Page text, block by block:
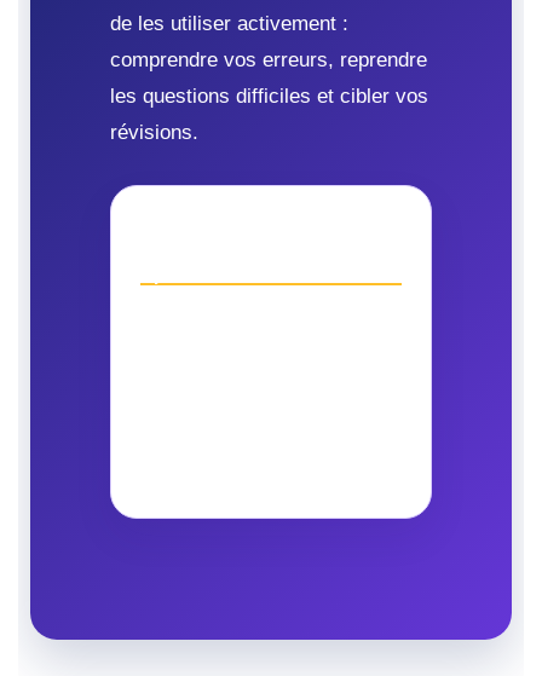
de les utiliser activement :
comprendre vos erreurs, reprendre
les questions difficiles et cibler vos
révisions.